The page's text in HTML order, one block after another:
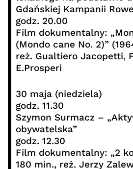
Gdańskiej Kampanii
godz. 20.00
Film dokumentalny:
(Mondo cane No. 2)”
reż. Gualtiero Jacopetti,
E.Prosperi
30 maja (niedziela)
godz. 11.30
Szymon Surmacz –
obywatelska”
godz. 12.30
Film dokumentalny: „2
180 min., reż. Jerzy